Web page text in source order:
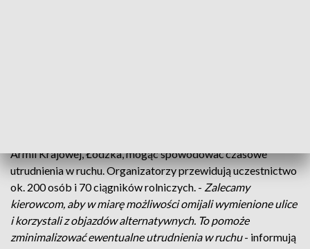
Armii Krajowej, Łódzka, mogąc spowodować czasowe
utrudnienia w ruchu. Organizatorzy przewidują uczestnictwo
ok. 200 osób i 70 ciągników rolniczych. - Zalecamy
kierowcom, aby w miarę możliwości omijali wymienione ulice
i korzystali z objazdów alternatywnych. To pomoże
zminimalizować ewentualne utrudnienia w ruchu- informują